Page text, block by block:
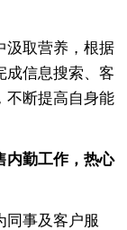
取营养，根据
成信息搜索、客
不断提高自身能
内勤工作，热心
事及客户服